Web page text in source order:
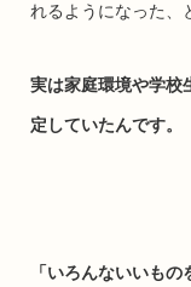
れるようになった、
実は家庭環境や学校
定していたんです。
「いろんないいも